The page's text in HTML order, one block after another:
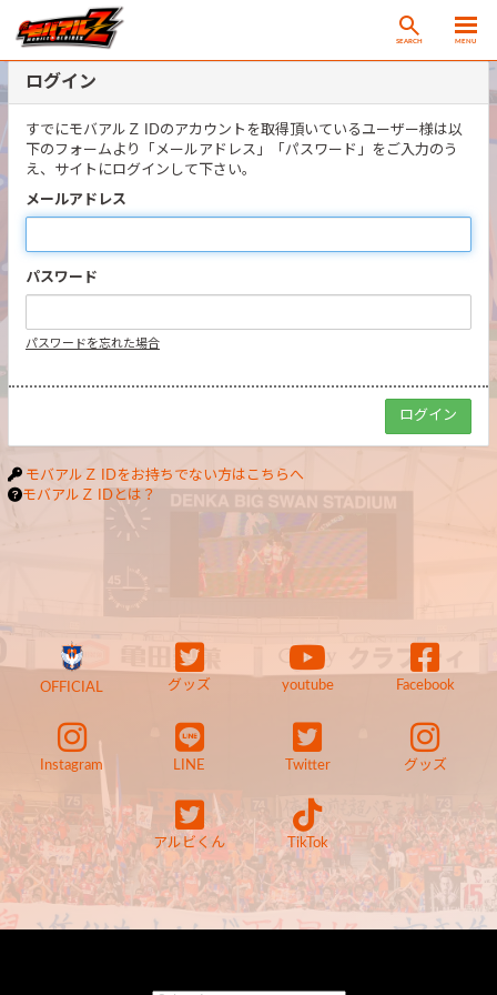
SEARCH MENU
ログイン
すでにモバアルＺ IDのアカウントを取得頂いているユーザー様は以
下のフォームより「メールアドレス」「パスワード」をご入力のう
え、サイトにログインして下さい。
メールアドレス
パスワード
パスワードを忘れた場合
モバアルＺ IDをお持ちでない方はこちらへ
モバアルＺ IDとは？
OFFICIAL グッズ youtube Facebook
Instagram LINE Twitter グッズ
アルビくん TikTok